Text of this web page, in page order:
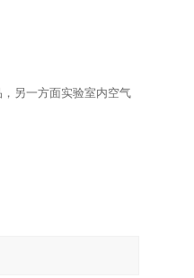
另一方面实验室内空气